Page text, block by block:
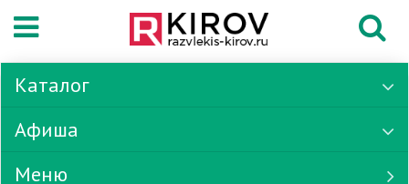
Каталог
Афиша
Меню